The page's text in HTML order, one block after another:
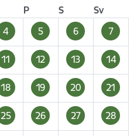
P S
Sv
4 5 6 7
11 12 13 14
18 19 20 21
25 26 27 28